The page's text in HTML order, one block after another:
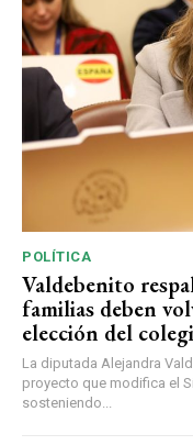
POLÍTICA
Valdebenito
familias deben
elección del
La diputada Alejandra
proyecto que modifica el
sosteniendo...